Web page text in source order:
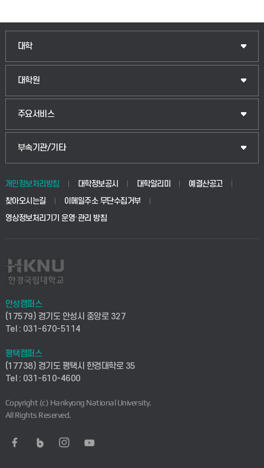
대학
인문융합공공인재학부
법경영학부
생명공학부
사회안전시스템공학부
컴퓨터응용수학부
ICT로봇기계공학부
전자전기공학부
디자인건축융합학부
AI융합학부
대학원
일반대학원
산업대학원
공공정책대학원
교육대학원
주요서비스
입학안내
웹메일
학사시스템(전문학사 및 전공심화)
사이버캠퍼스(전문학사 및 전공심화)
시설바로처리서비스
연구실안전관리시스템
산학연구관리시스템
찾아오시는길(평택)
통학버스안내(안성)
부속기관/기타
중앙도서관
학생생활관(안성)
산학협력단
취업지원센터
창업지원센터
현장실습지원센터
개인정보처리방침 대학정보공시 대학알리미
예결산공고
찾아오시는길
이메일주소 무단수집거부
영상정보처리기기 운영·관리 방침
안성캠퍼스
(17579) 경기도 안성시 중앙로 327
Tel : 031-670-5114
평택캠퍼스
(17738) 경기도 평택시 한경대학로 35
Tel : 031-610-4600
Copyright (c) Hankyong National University.
All Rights Reserved.